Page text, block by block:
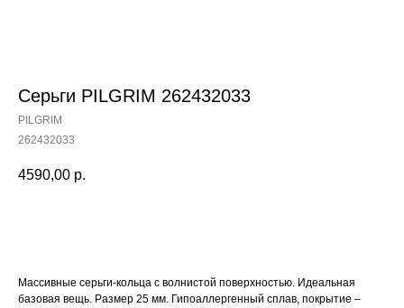
Серьги PILGRIM 262432033
PILGRIM
262432033
4590,00 р.
Массивные серьги-кольца с волнистой поверхностью. Идеальная
базовая вещь. Размер 25 мм. Гипоаллергенный сплав, покрытие –